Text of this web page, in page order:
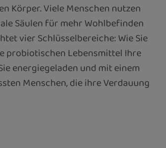
Körper. Viele Menschen nutzen
Säulen für mehr Wohlbefinden
vier Schlüsselbereiche: Wie Sie
probiotischen Lebensmittel Ihre
energiegeladen und mit einem
Menschen, die ihre Verdauung